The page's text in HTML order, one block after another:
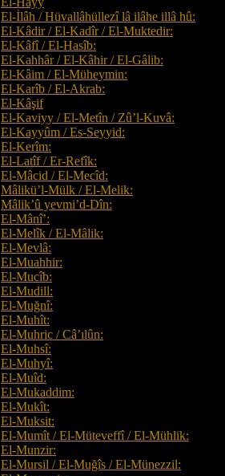
El-İlâh / Hüvallâhüllezî lâ ilâhe illâ hû:
El-Kâdir / El-Kadîr / El-Muktedir:
El-Kâfî / El-Hasîb:
El-Kahhâr / El-Kâhir / El-Gâlib:
El-Kâim / El-Müheymin:
El-Karîb / El-Akrab:
El-Kâşif
El-Kaviyy / El-Metîn / Zû’l-Kuvâ:
El-Kayyûm / Es-Seyyid:
El-Kerîm:
El-Latîf / Er-Refîk:
El-Mâcid / El-Mecîd:
Mâlikü’l-Mülk / El-Melik:
Mâlik’û yevmi’d-Dîn:
El-Mânî’:
El-Melîk / El-Mâlik:
El-Mevlâ:
El-Muahhir:
El-Mucîb:
El-Mudill:
El-Muğnî:
El-Muhît:
El-Muhric / Câ’ılûn:
El-Muhsî:
El-Muhyî:
El-Muîd:
El-Mukaddim:
El-Mukît:
El-Muksit:
El-Mumît / El-Müteveffî / El-Mühlik:
El-Munzir:
El-Mursil / El-Muğîs / El-Münezzil: